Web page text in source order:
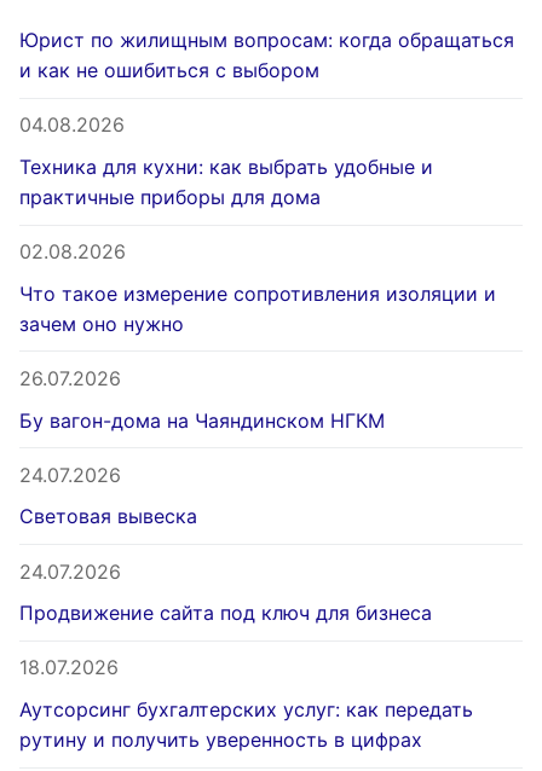
Юрист по жилищным вопросам: когда обращаться
и как не ошибиться с выбором
04.08.2026
Техника для кухни: как выбрать удобные и
практичные приборы для дома
02.08.2026
Что такое измерение сопротивления изоляции и
зачем оно нужно
26.07.2026
Бу вагон-дома на Чаяндинском НГКМ
24.07.2026
Световая вывеска
24.07.2026
Продвижение сайта под ключ для бизнеса
18.07.2026
Аутсорсинг бухгалтерских услуг: как передать
рутину и получить уверенность в цифрах